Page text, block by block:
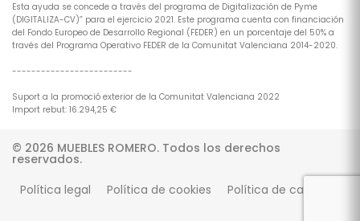
Esta ayuda se concede a través del programa de Digitalización de Pyme
(DIGITALIZA-CV)” para el ejercicio 2021. Este programa cuenta con financiación
del Fondo Europeo de Desarrollo Regional (FEDER) en un porcentaje del 50% a
través del Programa Operativo FEDER de la Comunitat Valenciana 2014-2020.
-------------------------
Suport a la promoció exterior de la Comunitat Valenciana 2022
Import rebut: 16.294,25 €
© 2026 MUEBLES ROMERO. Todos los derechos
reservados.
Política legal
Política de cookies Política de calidad